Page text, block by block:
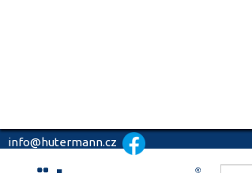
info@hutermann.cz